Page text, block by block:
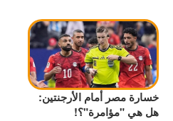
خسارة مصر أمام الأرجنتين:
هل هي "مؤامرة"؟!